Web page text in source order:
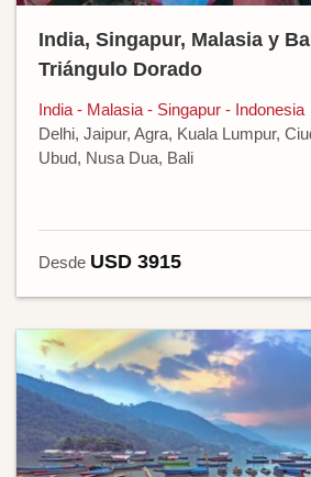
India, Singapur, Malasia y
Triángulo Dorado
India - Malasia - Singapur - Indonesia
Delhi, Jaipur, Agra, Kuala Lumpur,
Ubud, Nusa Dua, Bali
Desde USD 3915